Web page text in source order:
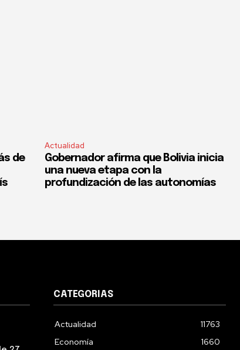
de
Actualidad
Gobernador afirma que Bolivia inicia
una nueva etapa con la
profundización de las autonomías
CATEGORIAS
Actualidad
11763
Economía
1660